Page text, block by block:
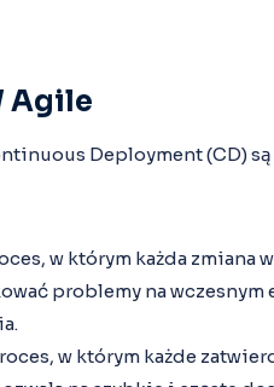
Agile
Deployment (CD)
w którym każda
problemy na wczesnym
w którym każde